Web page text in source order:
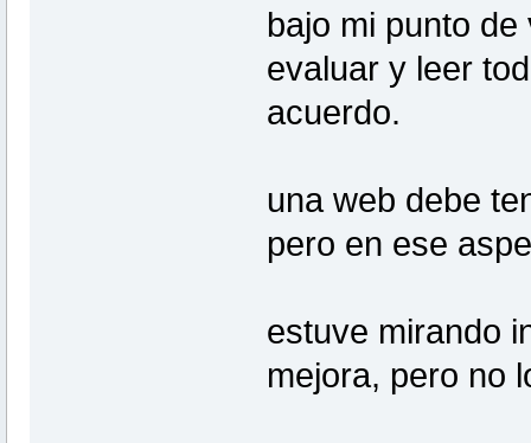
bajo mi punto
evaluar y leer
acuerdo.
una web debe
pero en ese
estuve mirando
mejora, pero no